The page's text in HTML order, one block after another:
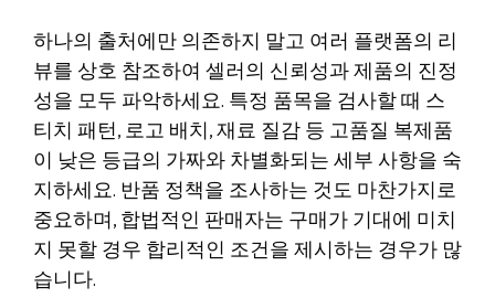
하나의 출처에만 의존하지 말고 여러 플랫폼의 리
뷰를 상호 참조하여 셀러의 신뢰성과 제품의 진정
성을 모두 파악하세요. 특정 품목을 검사할 때 스
티치 패턴, 로고 배치, 재료 질감 등 고품질 복제품
이 낮은 등급의 가짜와 차별화되는 세부 사항을 숙
지하세요. 반품 정책을 조사하는 것도 마찬가지로
중요하며, 합법적인 판매자는 구매가 기대에 미치
지 못할 경우 합리적인 조건을 제시하는 경우가 많
습니다.